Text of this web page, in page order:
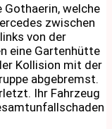
Gothaerin, welche
zwischen
von der
eine Gartenhütte
Kollision mit der
abgebremst.
Ihr Fahrzeug